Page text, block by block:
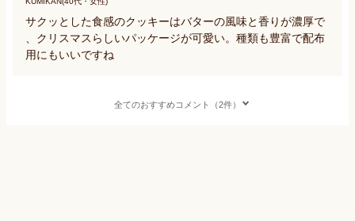
サクッとした食感のクッキーはバターの風味と香りが濃厚で
、クリスマスらしいパッケージが可愛い。種類も豊富で配布
用にもいいですね
全てのおすすめコメント（2件）